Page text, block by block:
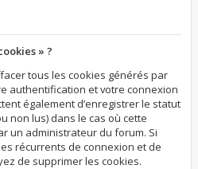
» ?
tous les cookies générés par
authentification et votre connexion
également d’enregistrer le statut
non lus) dans le cas où cette
un administrateur du forum. Si
récurrents de connexion et de
de supprimer les cookies.